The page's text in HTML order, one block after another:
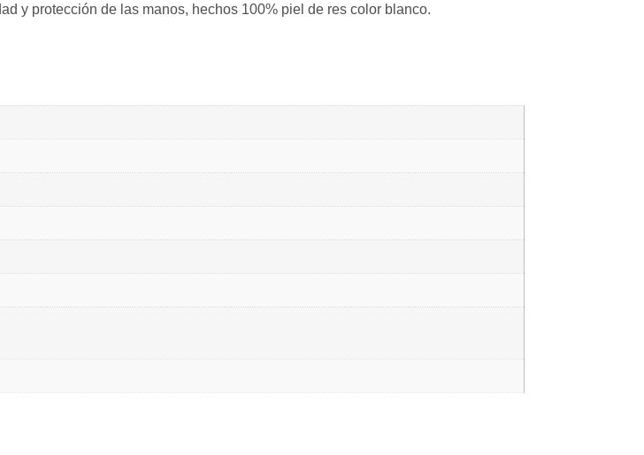
y protección de las manos, hechos 100% piel de res color blanco.